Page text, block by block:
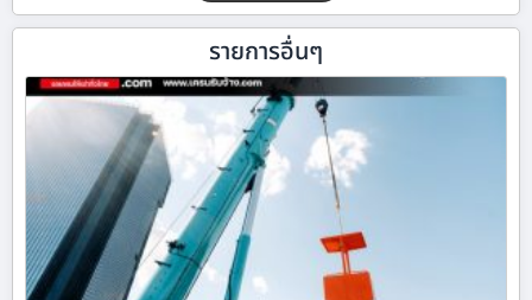
รายการอื่นๆ